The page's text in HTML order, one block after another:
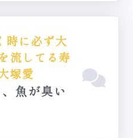
時に必ず大
流してる寿
塚愛
魚が臭い